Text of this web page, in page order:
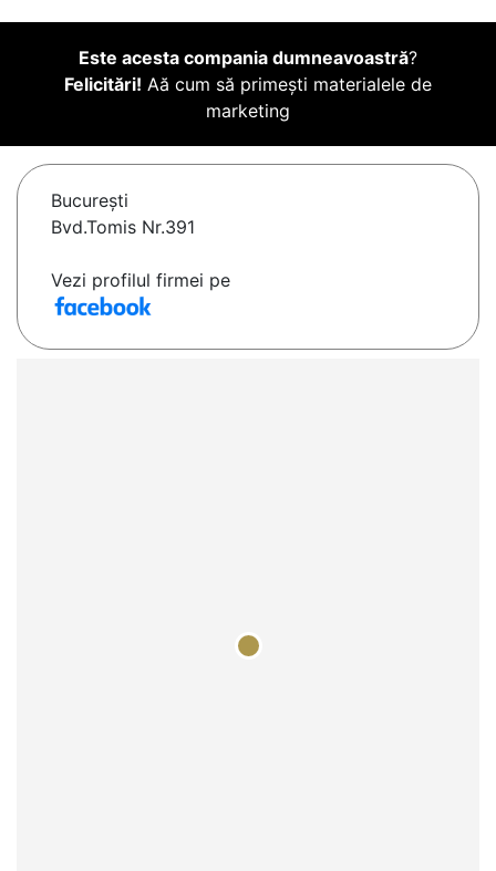
Este acesta compania dumneavoastră?
Felicitări! Aă cum să primești materialele de
marketing
Bucureşti
Bvd.Tomis Nr.391
Vezi profilul firmei pe